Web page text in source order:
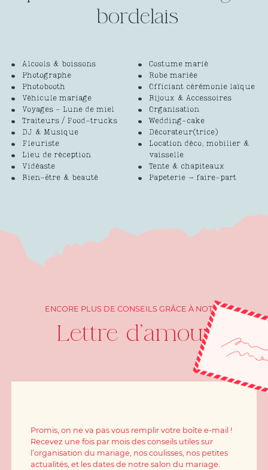
Alcools & boissons
Photographe
Photobooth
Véhicule mariage
Voyages - Lune de miel
Traiteurs / Food-trucks
DJ & Musique
Fleuriste
Lieu de réception
Vidéaste
Bien-être & beauté
Costume marié
Robe mariée
Officiant cérémonie laïque
Bijoux & Accessoires
Organisation
Wedding-cake
Décorateur(trice)
Location déco, mobilier &
vaisselle
Tente & chapiteaux
Papeterie – faire-part
ENCORE PLUS DE CONSEILS GRÂCE À NOTRE
Lettre d'amour
Promis, on ne va pas vous remplir votre boîte e-mail !
Recevez une fois par mois des conseils utiles sur
l’organisation du mariage, nos coulisses, nos petites
actualités, et les dates de notre salon du mariage.